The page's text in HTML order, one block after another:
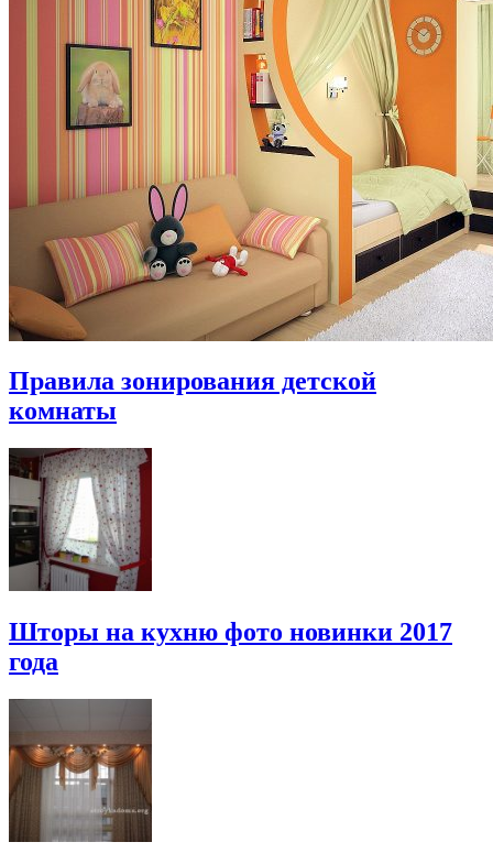
Правила зонирования детской
комнаты
Шторы на кухню фото новинки 2017
года